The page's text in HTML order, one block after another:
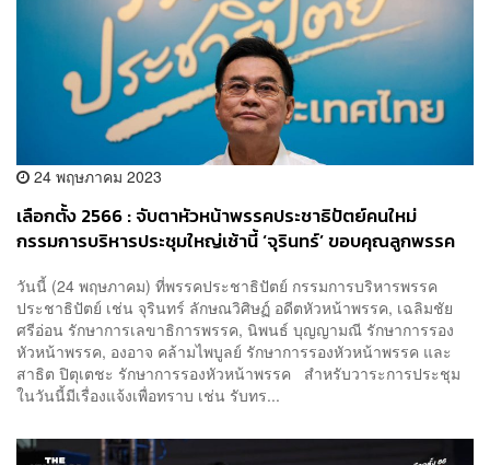
24 พฤษภาคม 2023
เลือกตั้ง 2566 : จับตาหัวหน้าพรรคประชาธิปัตย์คนใหม่
กรรมการบริหารประชุมใหญ่เช้านี้ ‘จุรินทร์’ ขอบคุณลูกพรรค
วันนี้ (24 พฤษภาคม) ที่พรรคประชาธิปัตย์ กรรมการบริหารพรรค
ประชาธิปัตย์ เช่น จุรินทร์ ลักษณวิศิษฏ์ อดีตหัวหน้าพรรค, เฉลิมชัย
ศรีอ่อน รักษาการเลขาธิการพรรค, นิพนธ์ บุญญามณี รักษาการรอง
หัวหน้าพรรค, องอาจ คล้ามไพบูลย์ รักษาการรองหัวหน้าพรรค และ
สาธิต ปิตุเตชะ รักษาการรองหัวหน้าพรรค สำหรับวาระการประชุม
ในวันนี้มีเรื่องแจ้งเพื่อทราบ เช่น รับทร...